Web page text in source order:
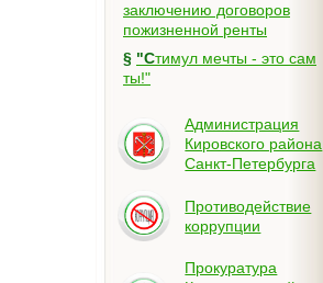
заключению договоров
пожизненной ренты
§ "Стимул мечты - это сам
ты!"
Администрация
Кировского района
Санкт-Петербурга
Противодействие
коррупции
Прокуратура